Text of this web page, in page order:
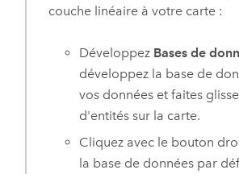
couche linéaire à votre carte :
Développez Bases de
développez la base de
vos données et faites
d'entités sur la carte.
Cliquez avec le bouton
la base de données par